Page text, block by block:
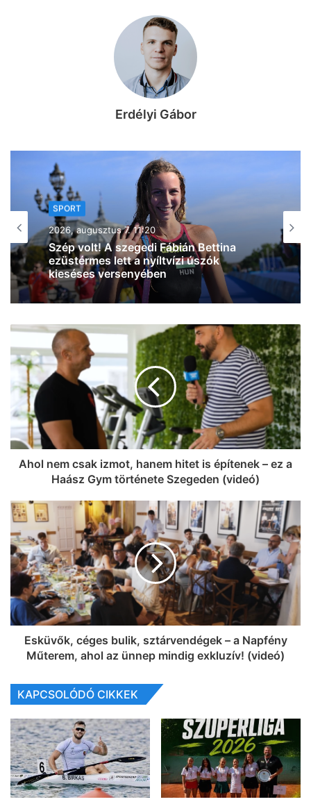
Erdélyi Gábor
SPORT
2026, augusztus 6. 16:01
A szegedi Takács Benedek ezüstérmes
lett a Squash Egyetemi
Világbajnokságon (fotó)
Ahol nem csak izmot, hanem hitet is építenek – ez a
Haász Gym története Szegeden (videó)
Esküvők, céges bulik, sztárvendégek – a Napfény
Műterem, ahol az ünnep mindig exkluzív! (videó)
KAPCSOLÓDÓ CIKKEK